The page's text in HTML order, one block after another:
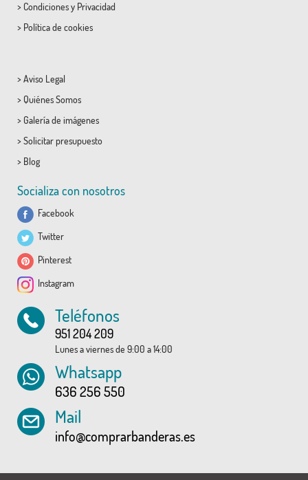
> Condicionesy Privacidad
> Política de cookies
> Aviso Legal
> Quiénes Somos
> Galería de imágenes
> Solicitar presupuesto
> Blog
Socializa con nosotros
Facebook
Twitter
Pinterest
Instagram
Teléfonos
951 204 209
Lunes a viernes de 9:00 a 14:00
Whatsapp
636 256 550
Mail
info@comprarbanderas.es